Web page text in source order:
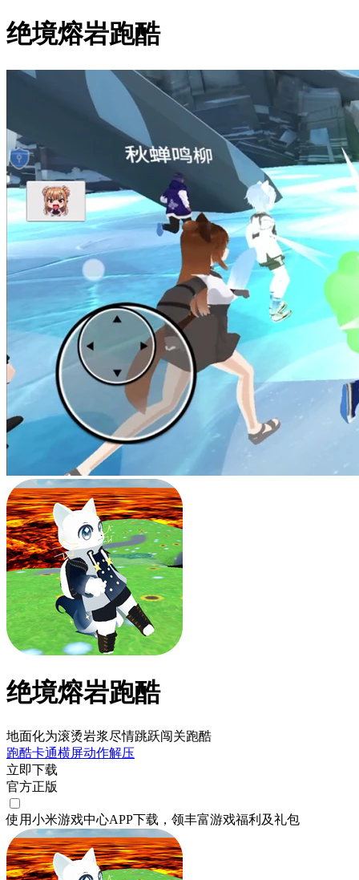
绝境熔岩跑酷
绝境熔岩跑酷
地面化为滚烫岩浆尽情跳跃闯关跑酷
跑酷卡通横屏动作解压
立即下载
官方正版
使用小米游戏中心APP下载 ，领丰富游戏福利 及礼包